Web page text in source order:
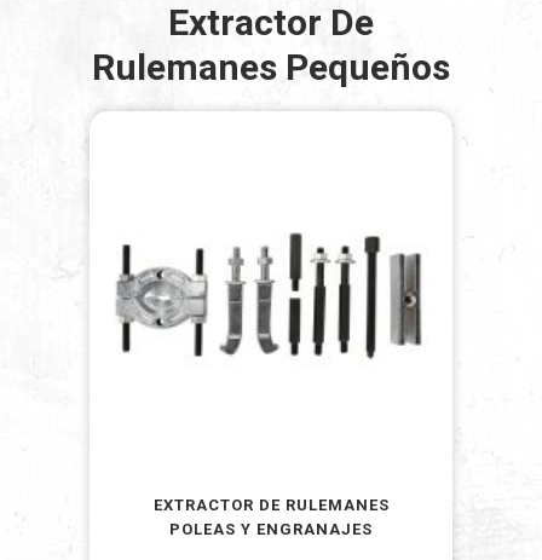
Extractor De
Rulemanes Pequeños
EXTRACTOR DE RULEMANES
POLEAS Y ENGRANAJES